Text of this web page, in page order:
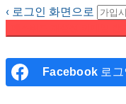
‹ 로그인 화면으로
Facebook 로그